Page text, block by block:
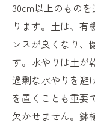
30cm以上のもの
ります。土は、有
ンスが良くなり、
す。水やりは土が
過剰な水やりを避
を置くことも重要
欠かせません。鉢